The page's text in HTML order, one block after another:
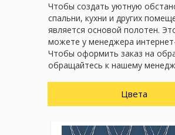
Чтобы создать уютную
спальни, кухни и других
является основой полотен.
можете у менеджера
Чтобы оформить заказ на
обращайтесь к нашему
Цвета